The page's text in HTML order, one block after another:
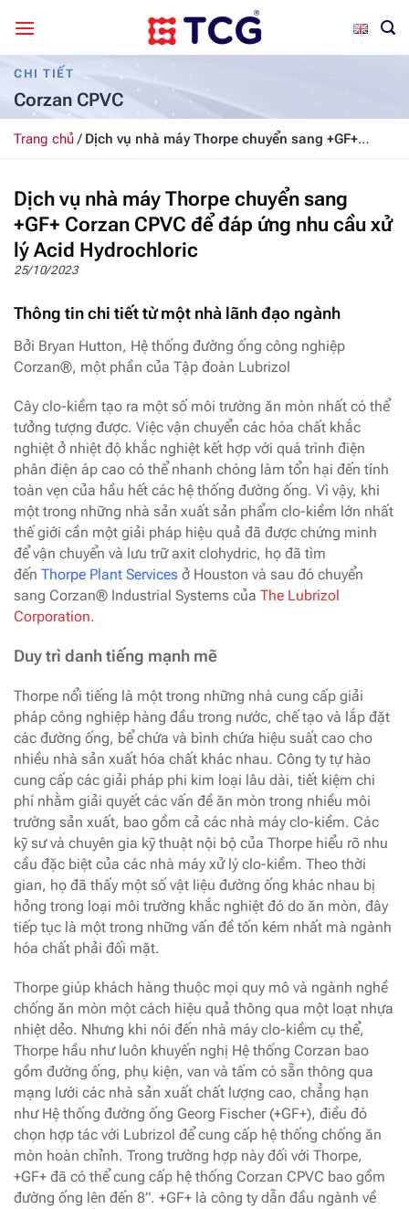
qua
nội
dungCHI TIẾT
Corzan CPVC
Trang chủ/ Dịch vụ nhà máy Thorpe chuyển sang +GF+
Corzan CPVC để đáp ứng nhu cầu xử lý Acid Hydrochloric
Dịch vụ nhà máy Thorpe chuyển sang
+GF+ Corzan CPVC để đáp ứng nhu cầu xử
lý Acid Hydrochloric
25/10/2023
Thông tin chi tiết từ một nhà lãnh đạo ngành
Bởi Bryan Hutton, Hệ thống đường ống công nghiệp
Corzan®, một phần của Tập đoàn Lubrizol
Cây clo-kiềm tạo ra một số môi trường ăn mòn nhất có thể
tưởng tượng được. Việc vận chuyển các hóa chất khắc
nghiệt ở nhiệt độ khắc nghiệt kết hợp với quá trình điện
phân điện áp cao có thể nhanh chóng làm tổn hại đến tính
toàn vẹn của hầu hết các hệ thống đường ống. Vì vậy, khi
một trong những nhà sản xuất sản phẩm clo-kiềm lớn nhất
thế giới cần một giải pháp hiệu quả đã được chứng minh
để vận chuyển và lưu trữ axit clohydric, họ đã tìm
đến Thorpe Plant Services ở Houston và sau đó chuyển
sang Corzan® Industrial Systems của The Lubrizol
Corporation.
Duy trì danh tiếng mạnh mẽ
Thorpe nổi tiếng là một trong những nhà cung cấp giải
pháp công nghiệp hàng đầu trong nước, chế tạo và lắp đặt
các đường ống, bể chứa và bình chứa hiệu suất cao cho
nhiều nhà sản xuất hóa chất khác nhau. Công ty tự hào
cung cấp các giải pháp phi kim loại lâu dài, tiết kiệm chi
phí nhằm giải quyết các vấn đề ăn mòn trong nhiều môi
trường sản xuất, bao gồm cả các nhà máy clo-kiềm. Các
kỹ sư và chuyên gia kỹ thuật nội bộ của Thorpe hiểu rõ nhu
cầu đặc biệt của các nhà máy xử lý clo-kiềm. Theo thời
gian, họ đã thấy một số vật liệu đường ống khác nhau bị
hỏng trong loại môi trường khắc nghiệt đó do ăn mòn, đây
tiếp tục là một trong những vấn đề tốn kém nhất mà ngành
hóa chất phải đối mặt.
Thorpe giúp khách hàng thuộc mọi quy mô và ngành nghề
chống ăn mòn một cách hiệu quả thông qua một loạt nhựa
nhiệt dẻo. Nhưng khi nói đến nhà máy clo-kiềm cụ thể,
Thorpe hầu như luôn khuyến nghị Hệ thống Corzan bao
gồm đường ống, phụ kiện, van và tấm có sẵn thông qua
mạng lưới các nhà sản xuất chất lượng cao, chẳng hạn
như Hệ thống đường ống Georg Fischer (+GF+), điều đó
chọn hợp tác với Lubrizol để cung cấp hệ thống chống ăn
mòn hoàn chỉnh. Trong trường hợp này đối với Thorpe,
+GF+ đã có thể cung cấp hệ thống Corzan CPVC bao gồm
đường ống lên đến 8”. +GF+ là công ty dẫn đầu ngành về